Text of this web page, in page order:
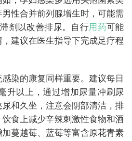
性合并前列腺增生时，可能需
剂以改善排尿。自行用药可能
建议在医生指导下完成足疗程
染的康复同样重要。建议每日
升以上，通过增加尿量冲刷尿
和久坐，注意会阴部清洁，排
食上减少辛辣刺激性食物和酒
蔓越莓、蓝莓等富含原花青素